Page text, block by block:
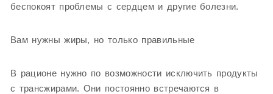
беспокоят проблемы с сердцем и другие болезни.
Вам нужны жиры, но только правильные
В рационе нужно по возможности исключить продукты
с трансжирами. Они постоянно встречаются в